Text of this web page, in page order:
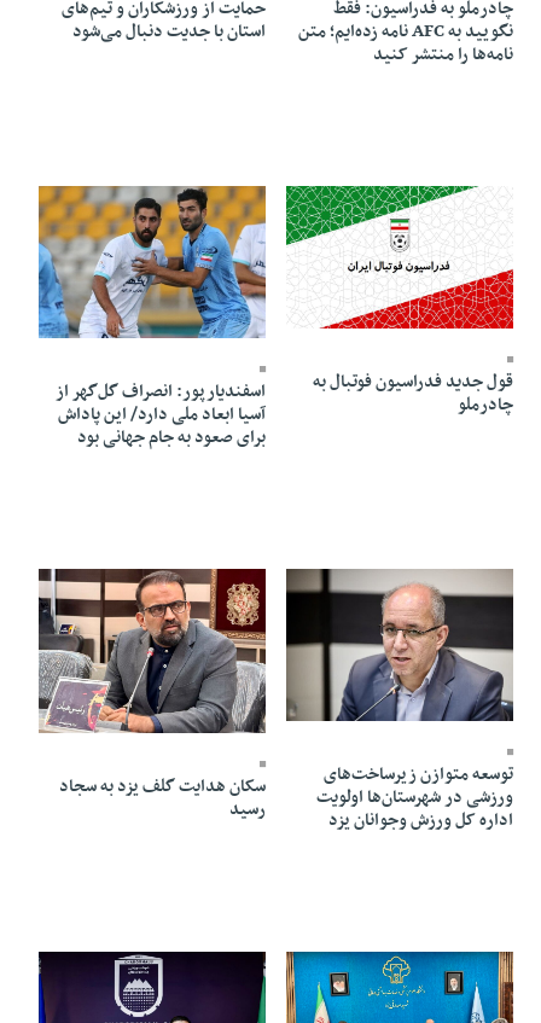
چادرملو به فدراسیون: فقط
نگویید به AFC نامه زده‌ایم؛ متن
نامه‌ها را منتشر کنید
حمایت از ورزشکاران و تیم‌های
استان با جدیت دنبال می‌شود
06 Mordad 1405 - 20:16
قول جدید فدراسیون فوتبال به
چادرملو
06 Mordad 1405 - 20:14
اسفندیارپور: انصراف گل‌گهر از
آسیا ابعاد ملی دارد/ این پاداش
برای صعود به جام جهانی بود
06 Mordad 1405 - 20:13
توسعه متوازن زیرساخت‌های
ورزشی در شهرستان‌ها اولویت
اداره کل ورزش وجوانان یزد
05 Mordad 1405 - 20:34
سکان هدایت گلف یزد به سجاد
رسید